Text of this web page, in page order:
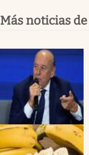
Más noticias de